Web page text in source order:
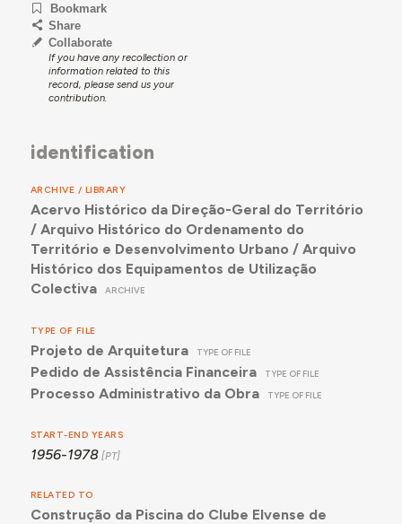
cobertura da esplanada (memória descritiva e planta
de localização), de elementos adicionais às obras de
beneficiação (memória descritiva e orçamento), de
construção de um núcleo de apoio (memória descritiva
e peças desenhadas), de trabalhas de beneficiação
ampliação (memória descritiva, medições e
orçamento, e peças desenhadas).
Bookmark
Share
Collaborate
If you have any recollection or
information related to this
record, please send us your
contribution.
identification
ARCHIVE / LIBRARY
Acervo Histórico da Direção-Geral do Território
/ Arquivo Histórico do Ordenamento do
Território e Desenvolvimento Urbano / Arquivo
Histórico dos Equipamentos de Utilização
Colectiva
ARCHIVE
TYPE OF FILE
Projeto de Arquitetura TYPE OF FILE
Pedido de Assistência Financeira TYPE OF FILE
Processo Administrativo da Obra TYPE OF FILE
START-END YEARS
1956-1978
RELATED TO
Construção da Piscina do Clube Elvense de